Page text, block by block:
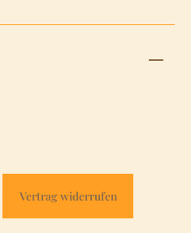
Vertrag widerrufen